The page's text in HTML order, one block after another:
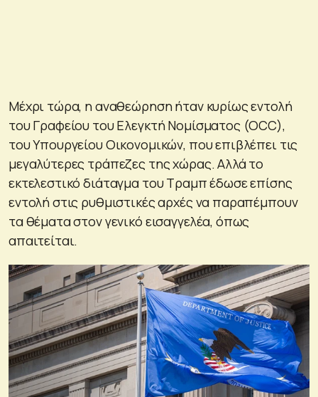
Μέχρι τώρα, η αναθεώρηση ήταν κυρίως εντολή
του Γραφείου του Ελεγκτή Νομίσματος (OCC),
του Υπουργείου Οικονομικών, που επιβλέπει τις
μεγαλύτερες τράπεζες της χώρας. Αλλά το
εκτελεστικό διάταγμα του Τραμπ έδωσε επίσης
εντολή στις ρυθμιστικές αρχές να παραπέμπουν
τα θέματα στον γενικό εισαγγελέα, όπως
απαιτείται.